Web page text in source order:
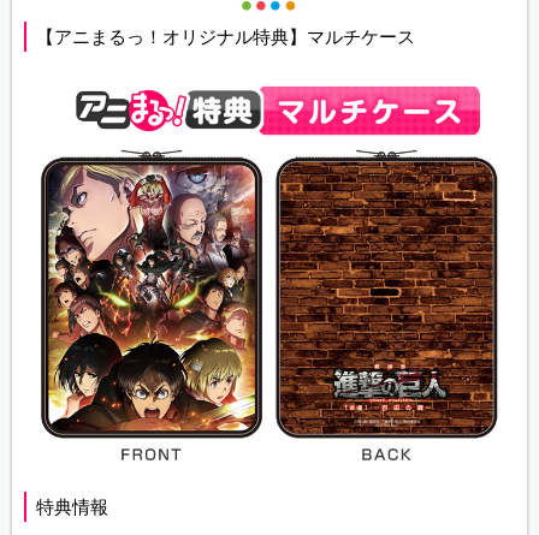
【アニまるっ！オリジナル特典】マルチケース
特典情報